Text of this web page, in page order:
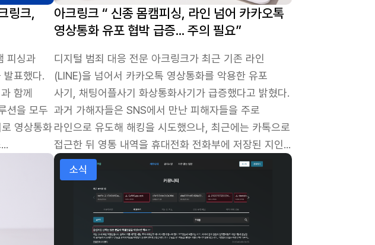
링크,
피싱과
발표했다.
함께
션을 모두
영상통화
아크링크 “ 신종 몸캠피싱, 라인 넘어 카카오톡
영상통화 유포 협박 급증... 주의 필요”
디지털 범죄 대응 전문 아크링크가 최근 기존 라인
(LINE)을 넘어서 카카오톡 영상통화를 악용한 유포
사기, 채팅어플사기 화상통화사기가 급증했다고 밝혔다.
과거 가해자들은 SNS에서 만난 피해자들을 주로
라인으로 유도해 해킹을 시도했으나, 최근에는 카톡으로
접근한 뒤 영통 내역을 휴대전화 전화부에 저장된 지인...
크, 전문 대응 강화몸캠피싱, '무대응'이 가장 위험…닥터피싱 "초기 대응이 피해 규모 좌우
소식